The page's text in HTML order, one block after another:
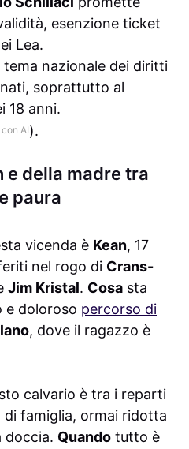
esenzione ticket
Lea.
tema nazionale dei diritti
soprattutto al
18 anni.
AI).
e della madre tra
paura
vicenda è Kean, 17
nel rogo di Crans-
Jim Kristal. Cosa sta
e doloroso percorso di
, dove il ragazzo è
calvario è tra i reparti
di famiglia, ormai ridotta
doccia. Quando tutto è